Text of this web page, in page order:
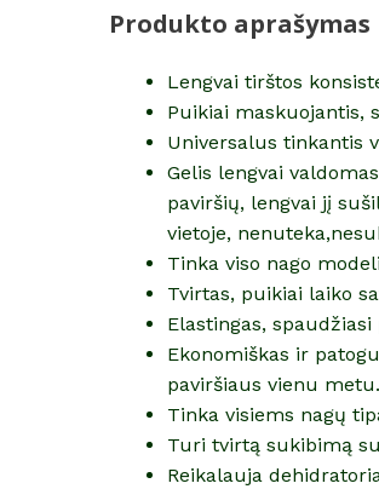
Produkto aprašymas
Lengvai tirštos
Puikiai maskuojantis,
Universalus tinkantis
Gelis lengvai
paviršių, lengvai jį
vietoje,
Tinka viso nago
Tvirtas, puikiai laiko
Elastingas,
Ekonomiškas ir
paviršiaus vienu metu.
Tinka visiems nagų
Turi tvirtą sukibimą
Reikalauja